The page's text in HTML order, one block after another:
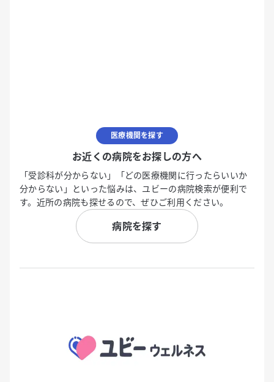
医療機関を探す
お近くの病院をお探しの方へ
「受診科が分からない」「どの医療機関に行ったらいいか
分からない」といった悩みは、ユビーの病院検索が便利で
す。近所の病院も探せるので、ぜひご利用ください。
病院を探す